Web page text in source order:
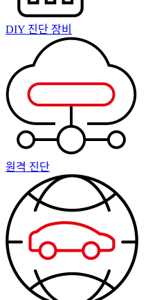
DIY 진단 장비
원격 진단